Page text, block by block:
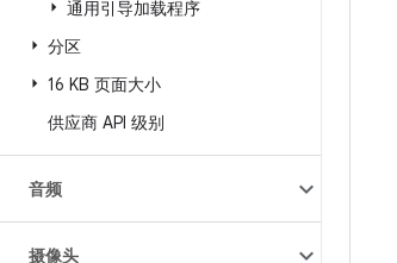
通用引导加载程序
分区
16 KB 页面大小
供应商 API 级别
音频
摄像头